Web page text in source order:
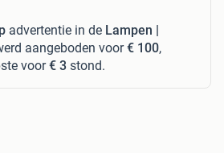
advertentie in de Lampen |
aangeboden voor€ 100,
voor€ 3 stond.